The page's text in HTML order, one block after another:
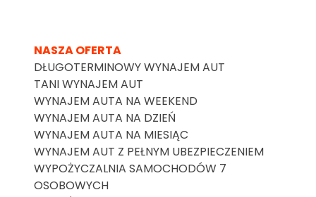
NASZA OFERTA
DŁUGOTERMINOWY WYNAJEM AUT
TANI WYNAJEM AUT
WYNAJEM AUTA NA WEEKEND
WYNAJEM AUTA NA DZIEŃ
WYNAJEM AUTA NA MIESIĄC
WYNAJEM AUT Z PEŁNYM UBEZPIECZENIEM
WYPOŻYCZALNIA SAMOCHODÓW 7
OSOBOWYCH